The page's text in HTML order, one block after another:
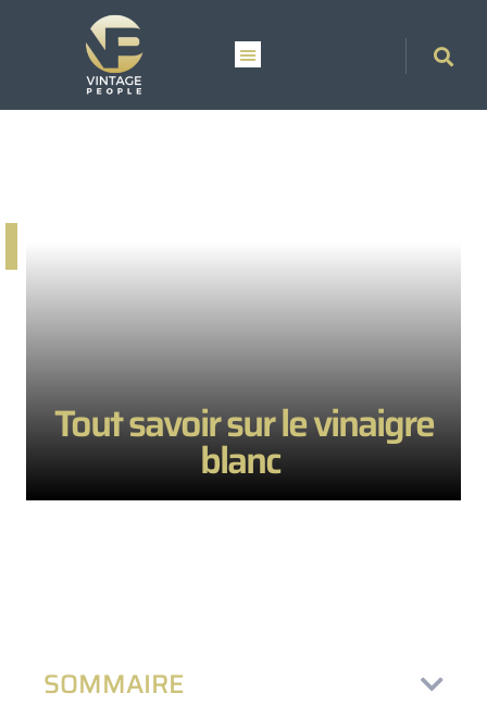
Tout savoir sur le vinaigre
blanc
SOMMAIRE